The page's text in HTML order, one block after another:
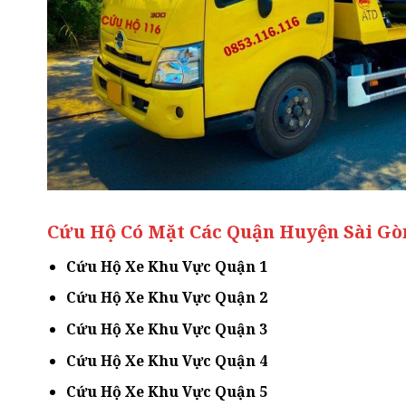
Cứu Hộ Có Mặt Các Quận Huyện Sài
Cứu Hộ Xe Khu Vực Quận 1
Cứu Hộ Xe Khu Vực Quận 2
Cứu Hộ Xe Khu Vực Quận 3
Cứu Hộ Xe Khu Vực Quận 4
Cứu Hộ Xe Khu Vực Quận 5